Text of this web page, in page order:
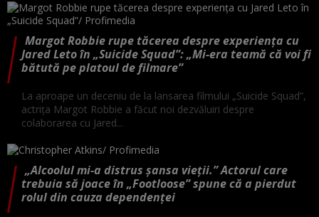
Margot Robbie rupe tăcerea despre experiența cu
Jared Leto în „Suicide Squad”: „Mi-era teamă că voi fi
bătută pe platoul de filmare”
La aproape un deceniu de la lansarea filmului „Suicide Squad”,
actrița Margot Robbie a făcut noi dezvăluiri despre
colaborarea cu Jared...
„Alcoolul mi-a distrus șansa vieții.” Actorul care
trebuia să joace în „Footloose” spune că a pierdut
rolul din cauza dependenței